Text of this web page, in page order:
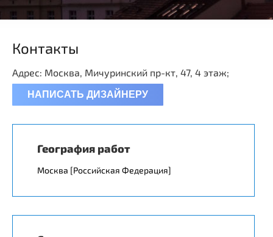
Контакты
Адрес: Москва, Мичуринский пр-кт, 47, 4 этаж;
НАПИСАТЬ ДИЗАЙНЕРУ
География работ
Москва [Российская Федерация]